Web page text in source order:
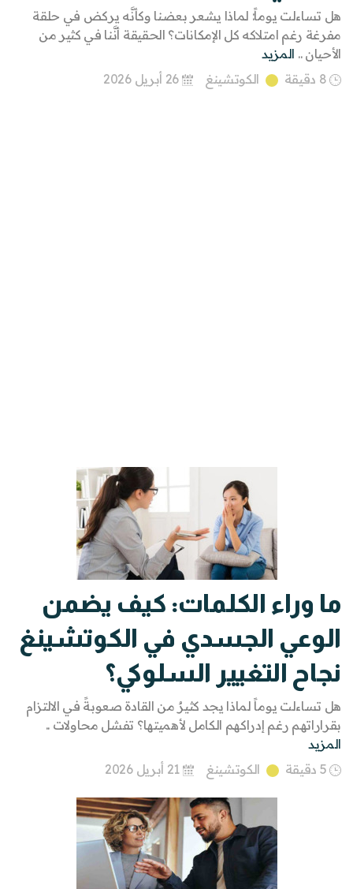
هل تساءلت يوماً: لماذا يشعر بعضنا وكأنَّه يركض في حلقة
مفرغة رغم امتلاكه كل الإمكانات؟ الحقيقة أنَّنا في كثير من
الأحيان .. المزيد
8 دقيقة
الكوتشينغ 26 أبريل 2026
ما وراء الكلمات: كيف يضمن
الوعي الجسدي في الكوتشينغ
نجاح التغيير السلوكي؟
هل تساءلت يوماً لماذا يجد كثيرٌ من القادة صعوبةً في الالتزام
بقراراتهم رغم إدراكهم الكامل لأهميتها؟ تفشل محاولات ..
المزيد
5 دقيقة
الكوتشينغ 21 أبريل 2026